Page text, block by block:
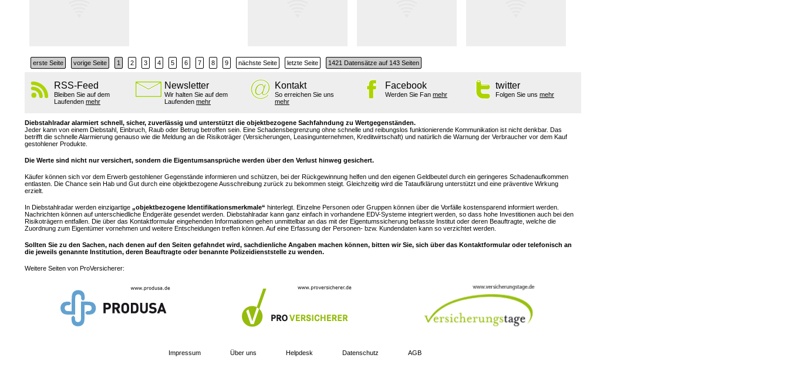
erste Seite vorige Seite 1 2 3 4 5 6 7 8 9 nächste Seite letzte Seite 1421 Datensätze auf 143 Seiten
RSS-Feed
Bleiben Sie auf dem
Laufenden mehr
Newsletter
Wir halten Sie auf dem
Laufenden mehr
Kontakt
So erreichen Sie uns
mehr
Facebook
Werden Sie Fan mehr
twitter
Folgen Sie uns mehr
Diebstahlradar alarmiert schnell, sicher, zuverlässig und unterstützt die objektbezogene Sachfahndung zu Wertgegenständen.
Jeder kann von einem Diebstahl, Einbruch, Raub oder Betrug betroffen sein. Eine Schadensbegrenzung ohne schnelle und reibungslos funktionierende Kommunikation ist nicht denkbar. Das
betrifft die schnelle Alarmierung genauso wie die Meldung an die Risikoträger (Versicherungen, Leasingunternehmen, Kreditwirtschaft) und natürlich die Warnung der Verbraucher vor dem Kauf
gestohlener Produkte.
Die Werte sind nicht nur versichert, sondern die Eigentumsansprüche werden über den Verlust hinweg gesichert.
Käufer können sich vor dem Erwerb gestohlener Gegenstände informieren und schützen, bei der Rückgewinnung helfen und den eigenen Geldbeutel durch ein geringeres Schadenaufkommen
entlasten. Die Chance sein Hab und Gut durch eine objektbezogene Ausschreibung zurück zu bekommen steigt. Gleichzeitig wird die Tataufklärung unterstützt und eine präventive Wirkung
erzielt.
In Diebstahlradar werden einzigartige „objektbezogene Identifikationsmerkmale“ hinterlegt. Einzelne Personen oder Gruppen können über die Vorfälle kostensparend informiert werden.
Nachrichten können auf unterschiedliche Endgeräte gesendet werden. Diebstahlradar kann ganz einfach in vorhandene EDV-Systeme integriert werden, so dass hohe Investitionen auch bei den
Risikoträgern entfallen. Die über das Kontaktformular eingehenden Informationen gehen unmittelbar an das mit der Eigentumssicherung befasste Institut oder deren Beauftragte, welche die
Zuordnung zum Eigentümer vornehmen und weitere Entscheidungen treffen können. Auf eine Erfassung der Personen- bzw. Kundendaten kann so verzichtet werden.
Sollten Sie zu den Sachen, nach denen auf den Seiten gefahndet wird, sachdienliche Angaben machen können, bitten wir Sie, sich über das Kontaktformular oder telefonisch an
die jeweils genannte Institution, deren Beauftragte oder benannte Polizeidienststelle zu wenden.
Weitere Seiten von ProVersicherer:
Impressum Über uns Helpdesk Datenschutz AGB